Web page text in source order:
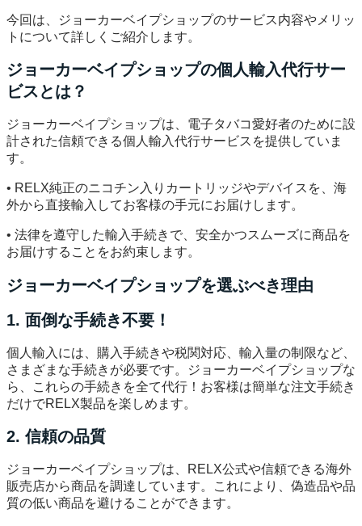
今回は、ジョーカーベイプショップのサービス内容やメリッ
トについて詳しくご紹介します。
ジョーカーベイプショップの個人輸入代行サー
ビスとは？
ジョーカーベイプショップは、電子タバコ愛好者のために設
計された信頼できる個人輸入代行サービスを提供していま
す。
• RELX純正のニコチン入りカートリッジやデバイスを、海
外から直接輸入してお客様の手元にお届けします。
• 法律を遵守した輸入手続きで、安全かつスムーズに商品を
お届けすることをお約束します。
ジョーカーベイプショップを選ぶべき理由
1. 面倒な手続き不要！
個人輸入には、購入手続きや税関対応、輸入量の制限など、
さまざまな手続きが必要です。ジョーカーベイプショップな
ら、これらの手続きを全て代行！お客様は簡単な注文手続き
だけでRELX製品を楽しめます。
2. 信頼の品質
ジョーカーベイプショップは、RELX公式や信頼できる海外
販売店から商品を調達しています。これにより、偽造品や品
質の低い商品を避けることができます。